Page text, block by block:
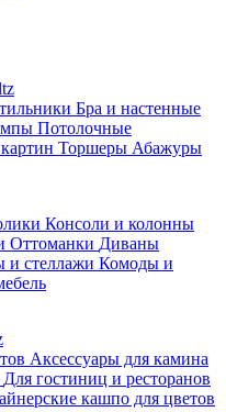
Бра и настенные
Потолочные
Торшеры Абажуры
Консоли и колонны
Оттоманки Диваны
стеллажи Комоды и
Аксессуары для камина
Для гостиниц и ресторанов
кашпо для цветов